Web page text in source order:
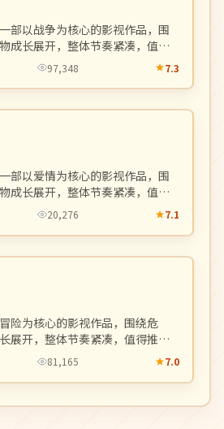
部以战争为核心的影视作品，围
成长展开，整体节奏紧凑，值得
97,348 7.3
部以爱情为核心的影视作品，围
成长展开，整体节奏紧凑，值得
20,276 7.1
险为核心的影视作品，围绕危
展开，整体节奏紧凑，值得推荐
81,165 7.0